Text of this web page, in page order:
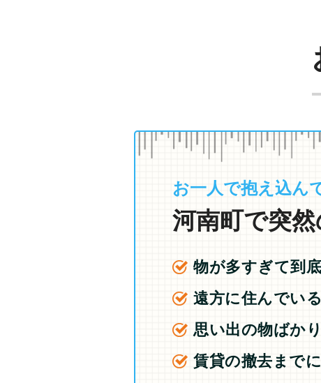
お一人で抱え込ん
河南町で突
物が多すぎて到
遠方に住んでい
思い出の物ばか
賃貸の撤去まで